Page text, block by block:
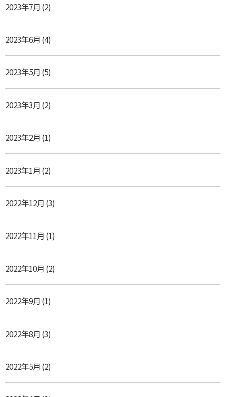
2023年7月 (2)
2023年6月 (4)
2023年5月 (5)
2023年3月 (2)
2023年2月 (1)
2023年1月 (2)
2022年12月 (3)
2022年11月 (1)
2022年10月 (2)
2022年9月 (1)
2022年8月 (3)
2022年5月 (2)